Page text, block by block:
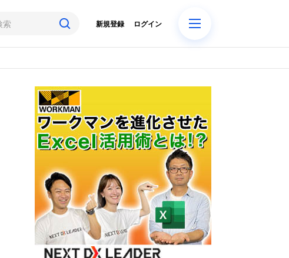
ログイン
新規登録